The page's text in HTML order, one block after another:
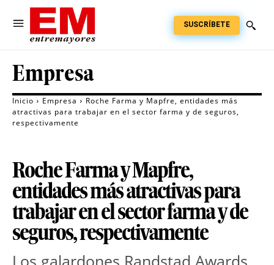
SUSCRÍBETE
Empresa
Inicio Empresa
Roche Farma y Mapfre, entidades más
atractivas para trabajar en el sector farma y de seguros,
respectivamente
Roche Farma y Mapfre,
entidades más atractivas para
trabajar en el sector farma y de
seguros, respectivamente